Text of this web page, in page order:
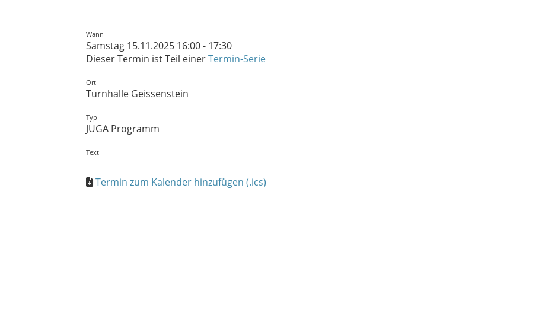
Wann
Samstag 15.11.2025 16:00 - 17:30
Dieser Termin ist Teil einerTermin-Serie
Ort
Turnhalle Geissenstein
Typ
JUGA Programm
Text
Termin zum Kalender hinzufügen (.ics)